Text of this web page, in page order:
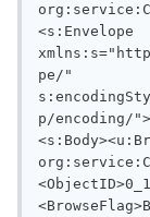
<s:Envelope
pe/"
p/encoding/">